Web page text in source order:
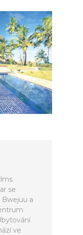
se
Bwejuu a
ve